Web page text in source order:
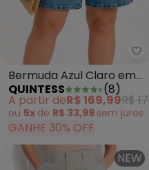
Bermuda Azul Claro em
Jeans
QUINTESS (8)
A partir deR$ 169,99R$
ou 5x de R$ 33,99 sem juros
GANHE 30% OFF
NEW